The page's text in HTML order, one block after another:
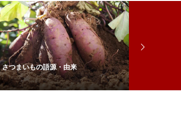
さつまいもの語源・由来